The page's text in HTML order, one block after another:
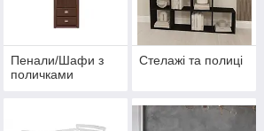
Пенали/Шафи з
поличками
Стелажі та полиці